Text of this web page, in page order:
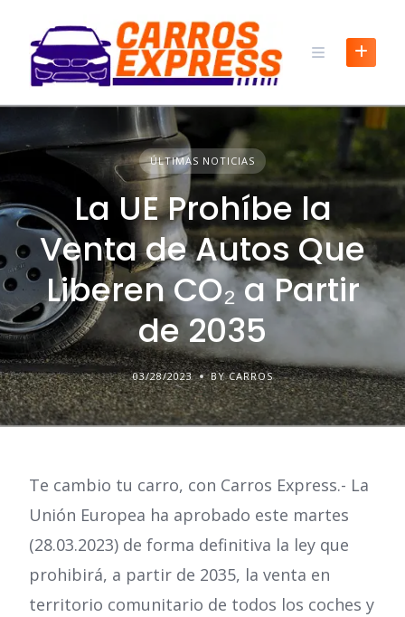
ÚLTIMAS NOTICIAS
La UE Prohíbe la
Venta de Autos Que
Liberen CO₂ a Partir
de 2035
03/28/2023 BY CARROS
Te cambio tu carro, con Carros Express.- La
Unión Europea ha aprobado este martes
(28.03.2023) de forma definitiva la ley que
prohibirá, a partir de 2035, la venta en
territorio comunitario de todos los coches y